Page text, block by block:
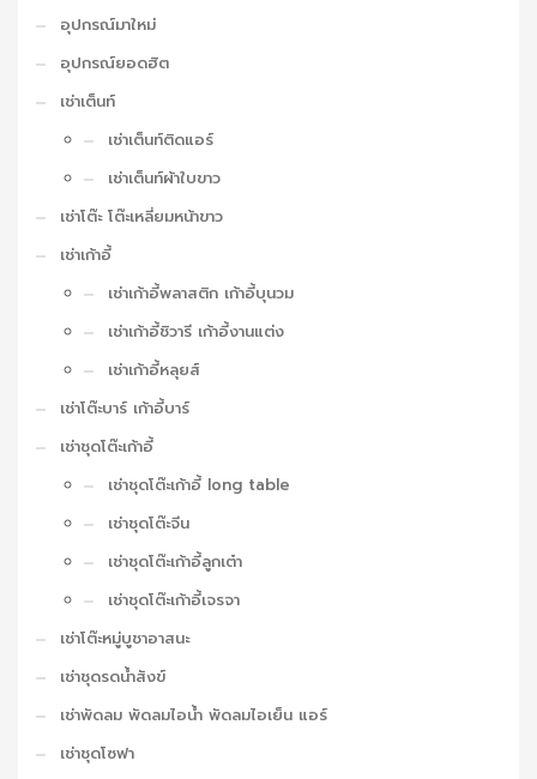
อุปกรณ์มาใหม่
อุปกรณ์ยอดฮิต
เช่าเต็นท์
เช่าเต็นท์ติดแอร์
เช่าเต็นท์ผ้าใบขาว
เช่าโต๊ะ โต๊ะเหลี่ยมหน้าขาว
เช่าเก้าอี้
เช่าเก้าอี้พลาสติก เก้าอี้บุนวม
เช่าเก้าอี้ชิวารี เก้าอี้งานแต่ง
เช่าเก้าอี้หลุยส์
เช่าโต๊ะบาร์ เก้าอี้บาร์
เช่าชุดโต๊ะเก้าอี้
เช่าชุดโต๊ะเก้าอี้ long table
เช่าชุดโต๊ะจีน
เช่าชุดโต๊ะเก้าอี้ลูกเต๋า
เช่าชุดโต๊ะเก้าอี้เจรจา
เช่าโต๊ะหมู่บูชาอาสนะ
เช่าชุดรดน้ำสังข์
เช่าพัดลม พัดลมไอน้ำ พัดลมไอเย็น แอร์
เช่าชุดโซฟา